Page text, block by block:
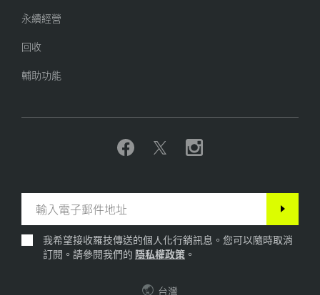
永續經營
回收
輔助功能
我希望接收羅技傳送的個人化行銷訊息。您可以隨時取消
訂閱。請參閱我們的 隱私權政策 。
台灣